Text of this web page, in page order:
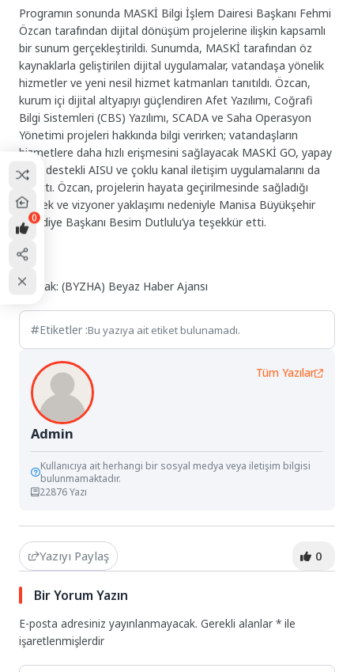
Programın sonunda MASKİ Bilgi İşlem Dairesi Başkanı Fehmi
Özcan tarafından dijital dönüşüm projelerine ilişkin kapsamlı
bir sunum gerçekleştirildi. Sunumda, MASKİ tarafından öz
kaynaklarla geliştirilen dijital uygulamalar, vatandaşa yönelik
hizmetler ve yeni nesil hizmet katmanları tanıtıldı. Özcan,
kurum içi dijital altyapıyı güçlendiren Afet Yazılımı, Coğrafi
Bilgi Sistemleri (CBS) Yazılımı, SCADA ve Saha Operasyon
Yönetimi projeleri hakkında bilgi verirken; vatandaşların
hizmetlere daha hızlı erişmesini sağlayacak MASKİ GO, yapay
zeka destekli AISU ve çoklu kanal iletişim uygulamalarını da
anlattı. Özcan, projelerin hayata geçirilmesinde sağladığı
destek ve vizyoner yaklaşımı nedeniyle Manisa Büyükşehir
Belediye Başkanı Besim Dutlulu’ya teşekkür etti.
Kaynak: (BYZHA) Beyaz Haber Ajansı
Etiketler :Bu yazıya ait etiket bulunamadı.
Admin
Tüm Yazılar
Kullanıcıya ait herhangi bir sosyal medya veya iletişim bilgisi
bulunmamaktadır.
22876 Yazı
Yazıyı Paylaş 0
Bir Yorum Yazın
E-posta adresiniz yayınlanmayacak. Gerekli alanlar* ile
işaretlenmişlerdir
0